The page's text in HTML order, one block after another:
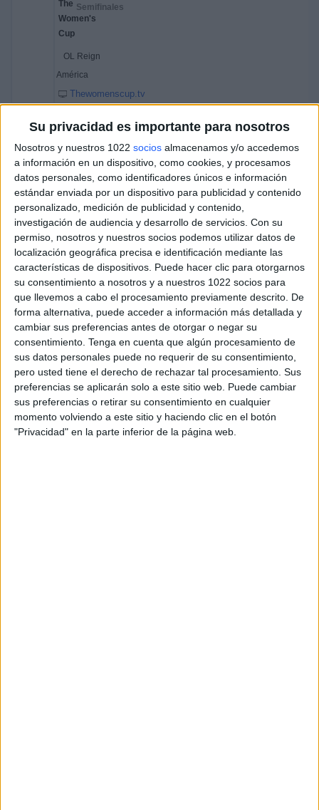
Su privacidad es importante para nosotros
Nosotros y nuestros 1022 socios almacenamos y/o accedemos
a información en un dispositivo, como cookies, y procesamos
datos personales, como identificadores únicos e información
estándar enviada por un dispositivo para publicidad y contenido
personalizado, medición de publicidad y contenido,
investigación de audiencia y desarrollo de servicios. Con su
permiso, nosotros y nuestros socios podemos utilizar datos de
localización geográfica precisa e identificación mediante las
características de dispositivos. Puede hacer clic para otorgarnos
su consentimiento a nosotros y a nuestros 1022 socios para
que llevemos a cabo el procesamiento previamente descrito. De
forma alternativa, puede acceder a información más detallada y
cambiar sus preferencias antes de otorgar o negar su
consentimiento. Tenga en cuenta que algún procesamiento de
sus datos personales puede no requerir de su consentimiento,
pero usted tiene el derecho de rechazar tal procesamiento. Sus
preferencias se aplicarán solo a este sitio web. Puede cambiar
sus preferencias o retirar su consentimiento en cualquier
momento volviendo a este sitio y haciendo clic en el botón
"Privacidad" en la parte inferior de la página web.
Semifinales
OL Reign
América
Thewomenscup.tv
Lunes, 15/08/2022
01:00 The Women's Cup
Tottenham Femenino
América
Thewomenscup.tv